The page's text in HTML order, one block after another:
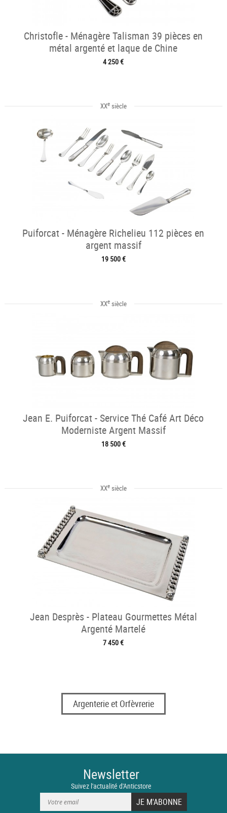
Christofle - Ménagère Talisman 39 pièces en
métal argenté et laque de Chine
4 250 €
XXesiècle
Puiforcat - Ménagère Richelieu 112 pièces en
argent massif
19 500 €
XXesiècle
Jean E. Puiforcat - Service Thé Café Art Déco
Moderniste Argent Massif
18 500 €
XXesiècle
Jean Desprès - Plateau Gourmettes Métal
Argenté Martelé
7 450 €
Argenterie et Orfèvrerie
Newsletter
Suivez l'actualité d'Anticstore